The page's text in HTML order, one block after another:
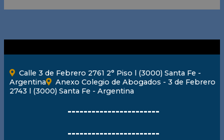
Calle 3 de Febrero 2761 2° Piso l (3000) Santa Fe -
Argentina
Anexo Colegio de Abogados - 3 de Febrero
2743 l (3000) Santa Fe - Argentina
-----------------------
-----------------------